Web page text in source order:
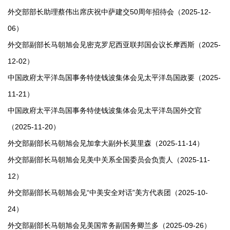
外交部部长助理蔡伟出席庆祝中萨建交50周年招待会（2025-12-
06）
外交部副部长马朝旭会见密克罗尼西亚联邦国会议长摩西斯（2025-
12-02）
中国政府太平洋岛国事务特使钱波集体会见太平洋岛国政要（2025-
11-21）
中国政府太平洋岛国事务特使钱波集体会见太平洋岛国外交官
（2025-11-20）
外交部副部长马朝旭会见加拿大副外长莫里森（2025-11-14）
外交部副部长马朝旭会见美中关系全国委员会负责人（2025-11-
12）
外交部副部长马朝旭会见“中美安全对话”美方代表团（2025-10-
24）
外交部副部长马朝旭会见美国常务副国务卿兰多（2025-09-26）